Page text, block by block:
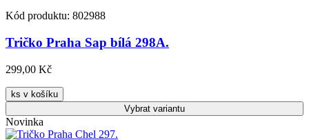
Kód produktu: 802988
Tričko Praha Sap bílá 298A.
299,00 Kč
ks v košíku
Vybrat variantu
Novinka